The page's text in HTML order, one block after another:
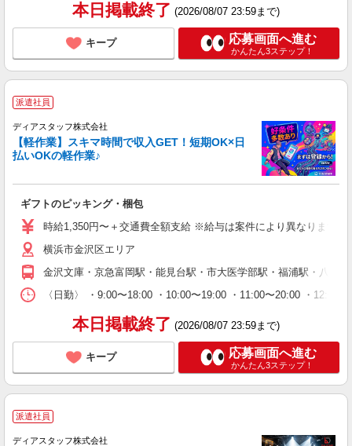
本日掲載終了 (2026/08/07 23:59まで)
キープ 応募画面へ進む
かんたん3ステップ！
派遣社員
ディアスタッフ株式会社
【軽作業】スキマ時間で収入GET！短期OK×日
払いOKの軽作業♪
ギフトのピッキング・梱包
時給1,350円〜＋交通費全額支給 ※給与は案件により異なります(
横浜市金沢区エリア
金沢文庫・京急富岡駅・能見台駅・市大医学部駅・福浦駅・八景
〈日勤〉 ・9:00〜18:00 ・10:00〜19:00 ・11:00〜20:00 ・
本日掲載終了 (2026/08/07 23:59まで)
キープ 応募画面へ進む
かんたん3ステップ！
派遣社員
ディアスタッフ株式会社